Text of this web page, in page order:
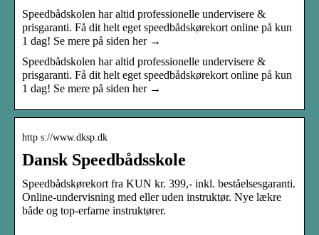
Speedbådskolen har altid professionelle undervisere &
prisgaranti. Få dit helt eget speedbådskørekort online på kun
1 dag! Se mere på siden her →
Speedbådskolen har altid professionelle undervisere &
prisgaranti. Få dit helt eget speedbådskørekort online på kun
1 dag! Se mere på siden her →
http s://www.dksp.dk
Dansk Speedbådsskole
Speedbådskørekort fra KUN kr. 399,- inkl. beståelsesgaranti.
Online-undervisning med eller uden instruktør. Nye lækre
både og top-erfarne instruktører.